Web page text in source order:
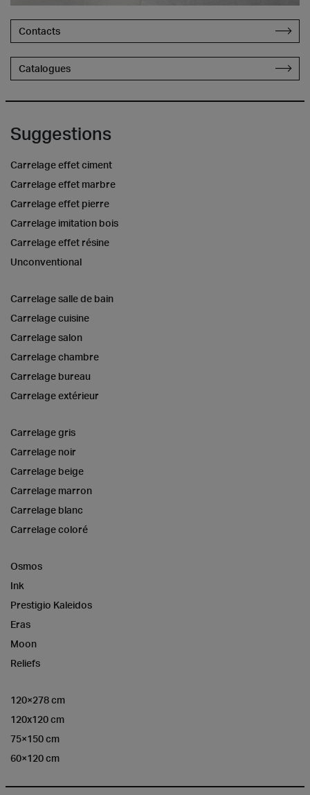
Contacts
Catalogues
Suggestions
Carrelage effet ciment
Carrelage effet marbre
Carrelage effet pierre
Carrelage imitation bois
Carrelage effet résine
Unconventional
Carrelage salle de bain
Carrelage cuisine
Carrelage salon
Carrelage chambre
Carrelage bureau
Carrelage extérieur
Carrelage gris
Carrelage noir
Carrelage beige
Carrelage marron
Carrelage blanc
Carrelage coloré
Osmos
Ink
Prestigio Kaleidos
Eras
Moon
Reliefs
120×278 cm
120x120 cm
75×150 cm
60×120 cm